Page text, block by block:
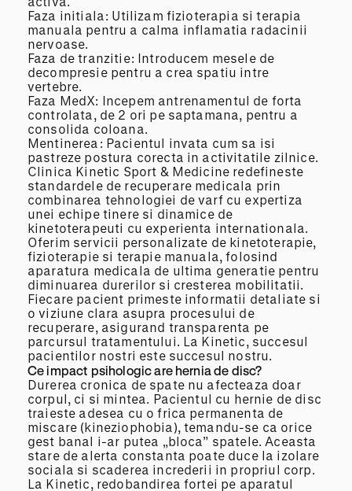
Faza initiala: Utilizam fizioterapia si terapia
manuala pentru a calma inflamatia radacinii
nervoase.
Faza de tranzitie: Introducem mesele de
decompresie pentru a crea spatiu intre
vertebre.
Faza MedX: Incepem antrenamentul de forta
controlata, de 2 ori pe saptamana, pentru a
consolida coloana.
Mentinerea: Pacientul invata cum sa isi
pastreze postura corecta in activitatile zilnice.
Clinica Kinetic Sport & Medicine redefineste
standardele de recuperare medicala prin
combinarea tehnologiei de varf cu expertiza
unei echipe tinere si dinamice de
kinetoterapeuti cu experienta internationala.
Oferim servicii personalizate de kinetoterapie,
fizioterapie si terapie manuala, folosind
aparatura medicala de ultima generatie pentru
diminuarea durerilor si cresterea mobilitatii.
Fiecare pacient primeste informatii detaliate si
o viziune clara asupra procesului de
recuperare, asigurand transparenta pe
parcursul tratamentului. La Kinetic, succesul
pacientilor nostri este succesul nostru.
Ce impact psihologic are hernia de disc?
Durerea cronica de spate nu afecteaza doar
corpul, ci si mintea. Pacientul cu hernie de disc
traieste adesea cu o frica permanenta de
miscare (kineziophobia), temandu-se ca orice
gest banal i-ar putea „bloca” spatele. Aceasta
stare de alerta constanta poate duce la izolare
sociala si scaderea increderii in propriul corp.
La Kinetic, redobandirea fortei pe aparatul